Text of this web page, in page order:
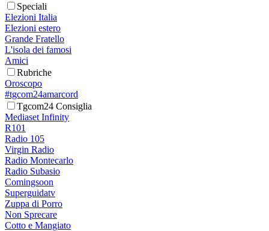
Speciali
Elezioni Italia
Elezioni estero
Grande Fratello
L'isola dei famosi
Amici
Rubriche
Oroscopo
#tgcom24amarcord
Tgcom24 Consiglia
Mediaset Infinity
R101
Radio 105
Virgin Radio
Radio Montecarlo
Radio Subasio
Comingsoon
Superguidatv
Zuppa di Porro
Non Sprecare
Cotto e Mangiato